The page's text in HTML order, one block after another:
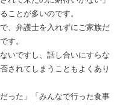
ことが多いのです。
、弁護士を入れずにご家族だ
す。
いですし、話し合いにすらな
されてしまうこともよくあり
った」「みんなで行った食事